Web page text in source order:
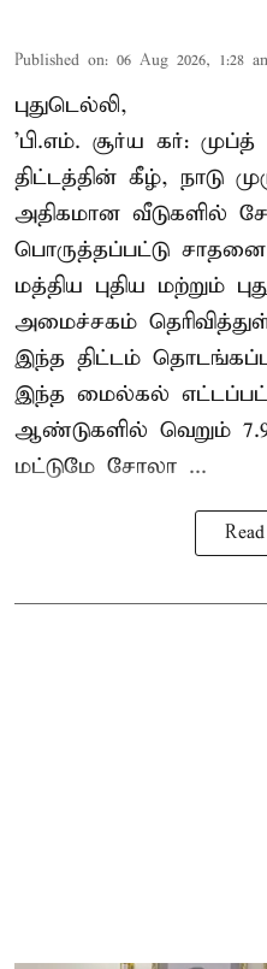
Published on: 06 Aug 2026, 1:28
புதுடெல்லி,
'பி.எம். சூர்ய கர்:
திட்டத்தின் கீழ், நாடு
அதிகமான வீடுகளில்
பொருத்தப்பட்டு
மத்திய புதிய மற்றும்
அமைச்சகம்
இந்த திட்டம்
இந்த மைல்கல்
ஆண்டுகளில் வெறும்
மட்டுமே சோலா ...